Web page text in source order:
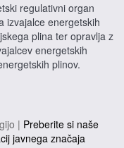
regulativni organ
izvajalce energetskih
plina ter opravlja z
energetskih
plinov.
| Preberite si naše
javnega značaja